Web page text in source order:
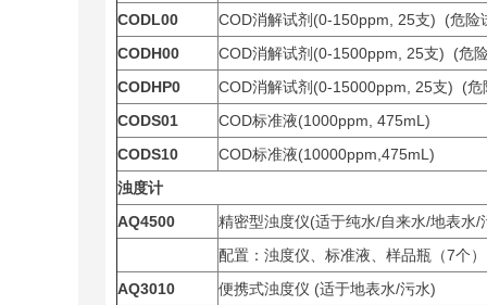
CODL00
COD消解试剂(0-150ppm, 25支) (危险
CODH00
COD消解试剂(0-1500ppm, 25支) (危
CODHP0
COD消解试剂(0-15000ppm, 25支) (危
CODS01
COD标准液(1000ppm, 475mL)
CODS10
COD标准液(10000ppm,475mL)
浊度计
AQ4500
精密型浊度仪(适于纯水/自来水/地表水/
配置：浊度仪、标准液、样品瓶（7个
AQ3010
便携式浊度仪 (适于地表水/污水)